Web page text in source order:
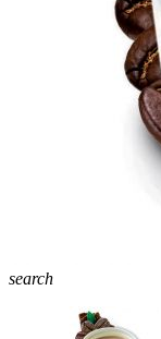
search